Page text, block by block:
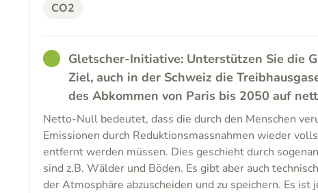
CO2
GOODGletscher-Initiative: Unterstützen Sie die
Ziel, auch in der Schweiz die
des Abkommen von Paris bis 2050 auf
Netto-Null bedeutet, dass die durch den Menschen
Emissionen durch Reduktionsmassnahmen wieder
entfernt werden müssen. Dies geschieht durch
sind z.B. Wälder und Böden. Es gibt aber auch
der Atmosphäre abzuscheiden und zu speichern. Es ist